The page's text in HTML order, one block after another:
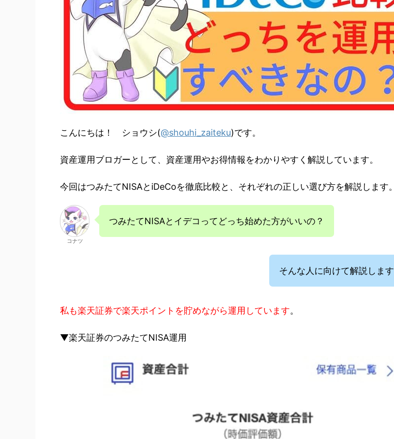
こんにちは！ ショウシ(@shouhi_zaiteku)です。
資産運用ブロガーとして、資産運用やお得情報をわかりやすく解説しています。
今回はつみたてNISAとiDeCoを徹底比較と、それぞれの正しい選び方を解説します。
コナツ
つみたてNISAとイデコってどっち始めた方がいいの？
そんな人に向けて解説します
私も楽天証券で楽天ポイントを貯めながら運用しています。
▼楽天証券のつみたてNISA運用